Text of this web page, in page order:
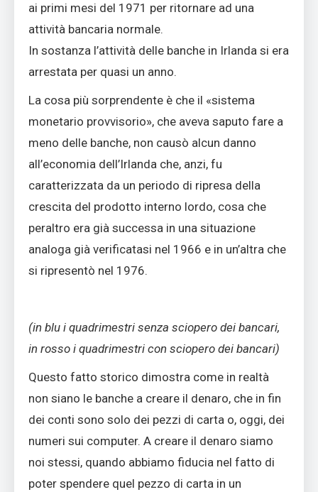
ai primi mesi del 1971 per ritornare ad una
attività bancaria normale.
In sostanza l’attività delle banche in Irlanda si era
arrestata per quasi un anno.
La cosa più sorprendente è che il «sistema
monetario provvisorio», che aveva saputo fare a
meno delle banche, non causò alcun danno
all’economia dell’Irlanda che, anzi, fu
caratterizzata da un periodo di ripresa della
crescita del prodotto interno lordo, cosa che
peraltro era già successa in una situazione
analoga già verificatasi nel 1966 e in un’altra che
si ripresentò nel 1976.
(in blu i quadrimestri senza sciopero dei bancari,
in rosso i quadrimestri con sciopero dei bancari)
Questo fatto storico dimostra come in realtà
non siano le banche a creare il denaro, che in fin
dei conti sono solo dei pezzi di carta o, oggi, dei
numeri sui computer. A creare il denaro siamo
noi stessi, quando abbiamo fiducia nel fatto di
poter spendere quel pezzo di carta in un